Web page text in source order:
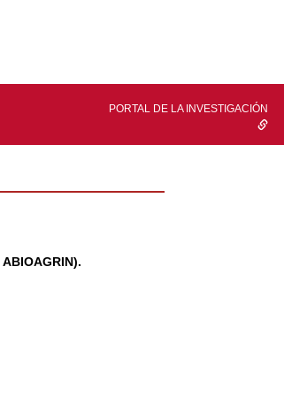
PORTAL DE LA INVESTIGACIÓN